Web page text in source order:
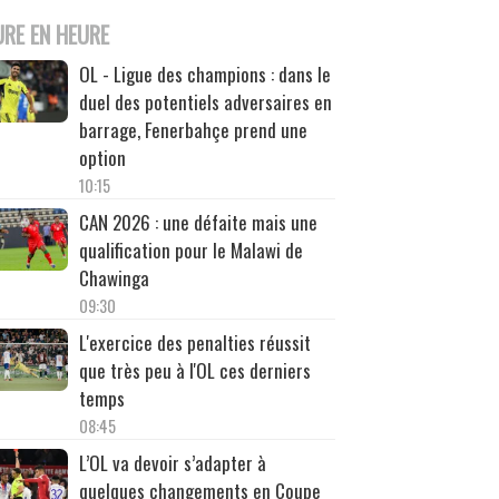
EN HEURE
OL - Ligue des champions : dans le
duel des potentiels adversaires en
barrage, Fenerbahçe prend une
option
10:15
CAN 2026 : une défaite mais une
qualification pour le Malawi de
Chawinga
09:30
L'exercice des penalties réussit
que très peu à l'OL ces derniers
temps
08:45
L’OL va devoir s’adapter à
quelques changements en Coupe